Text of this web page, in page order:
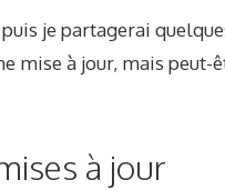
je partagerai
mise à jour, mais peut-
à jour